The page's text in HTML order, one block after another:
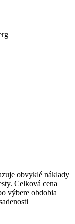
obvyklé náklady
Celková cena
výbere obdobia